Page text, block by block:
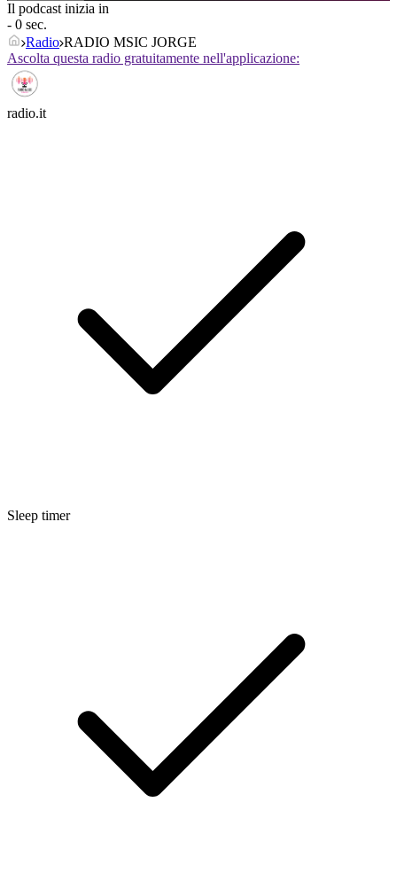
Il podcast inizia in
- 0 sec.
Radio RADIO MSIC JORGE
Ascolta questa radio gratuitamente nell'applicazione:
radio.it
Sleep timer